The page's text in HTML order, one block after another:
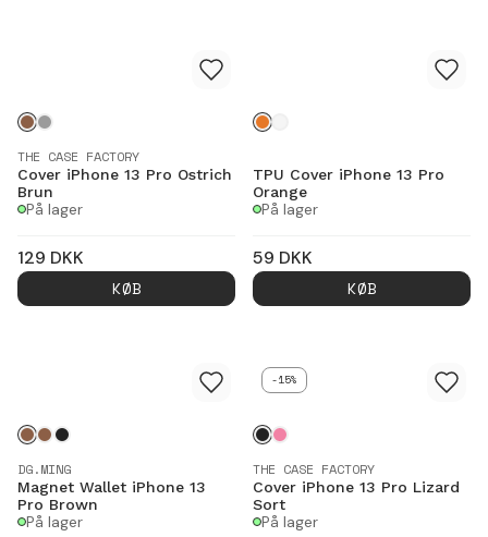
THE CASE FACTORY
Cover iPhone 13 Pro Ostrich
Brun
På lager
129 DKK
KØB
TPU Cover iPhone 13 Pro
Orange
På lager
59 DKK
KØB
DG.MING
Magnet Wallet iPhone 13
Pro Brown
På lager
-15%
THE CASE FACTORY
Cover iPhone 13 Pro Lizard
Sort
På lager